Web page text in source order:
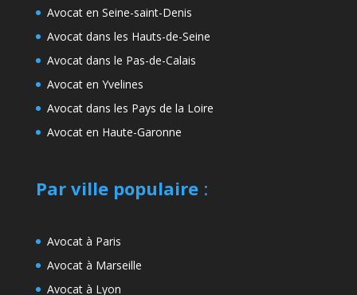
Avocat en Seine-saint-Denis
Avocat dans les Hauts-de-Seine
Avocat dans le Pas-de-Calais
Avocat en Yvelines
Avocat dans les Pays de la Loire
Avocat en Haute-Garonne
Par ville populaire:
Avocat à Paris
Avocat à Marseille
Avocat à Lyon